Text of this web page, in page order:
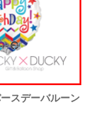
スデーバルーン